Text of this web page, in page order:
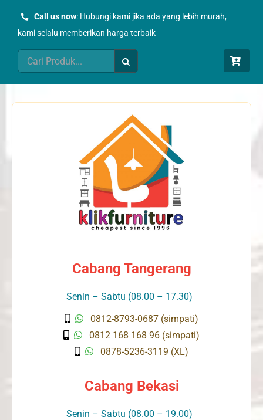
Call us now: Hubungi kami jika ada yang lebih murah,
kami selalu memberikan harga terbaik
Search
for:
Cabang Tangerang
Senin – Sabtu (08.00 – 17.30)
0812-8793-0687 (simpati)
0812 168 168 96 (simpati)
0878-5236-3119 (XL)
Cabang Bekasi
Senin – Sabtu (08.00 – 19.00)